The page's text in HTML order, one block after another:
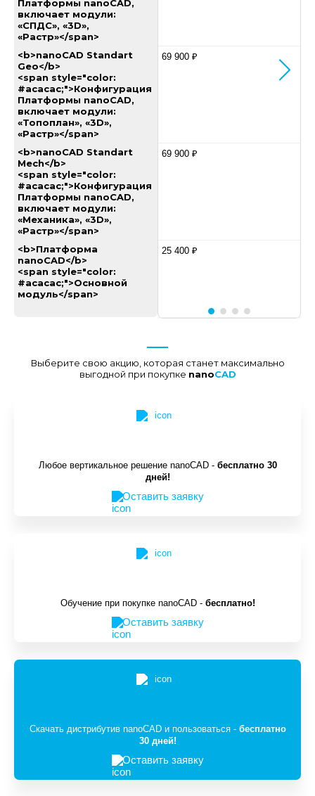
Платформы nanoCAD,
включает модули:
«СПДС», «3D»,
«Растр»</span>
<b>nanoCAD Standart
Geo</b>
<span style="color:
#acacac;">Конфигурация
Платформы nanoCAD,
включает модули:
«Топоплан», «3D»,
«Растр»</span>
<b>nanoCAD Standart
Mech</b>
<span style="color:
#acacac;">Конфигурация
Платформы nanoCAD,
включает модули:
«Механика», «3D»,
«Растр»</span>
<b>Платформа
nanoCAD</b>
<span style="color:
#acacac;">Основной
модуль</span>
69 900 ₽
69 900 ₽
25 400 ₽
Выберите свою акцию, которая станет максимально
выгодной при покупке nanoCAD
Любое вертикальное решение nanoCAD - бесплатно 30
дней!
Оставить заявку
Обучение при покупке nanoCAD - бесплатно!
Оставить заявку
Скачать дистрибутив nanoCAD и пользоваться - бесплатно
30 дней!
Оставить заявку